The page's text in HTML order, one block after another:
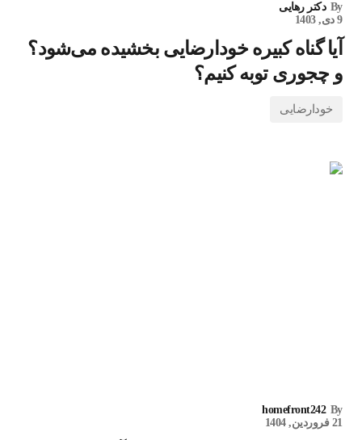
By دکتر رهایی
9 دی, 1403
آیا گناه کبیره خودارضایی بخشیده می‌شود؟
و چجوری توبه کنیم؟
خودارضایی
By
homefront242
21 فروردین, 1404